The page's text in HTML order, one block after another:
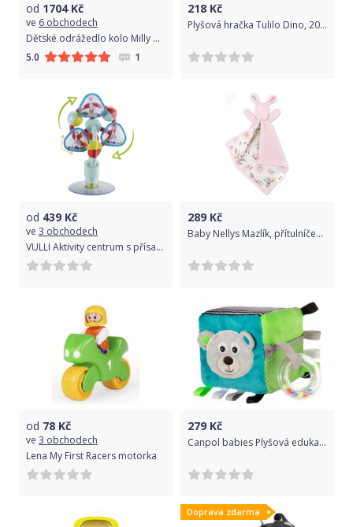
od 1704Kč
ve 6 obchodech
Dětské odrážedlo kolo Milly Mally Dusty red 12"
5.0
1
218 Kč
Plyšová hračka Tulilo Dino, 20 cm - bílý
od 439 Kč
ve 3 obchodech
VULLI Aktivity centrum s přísavkou
289 Kč
Baby Nellys Mazlík, přítulníček Zajíček, fleece + bavlna, Srnka a růže, růžová
od 78 Kč
ve 3 obchodech
Lena My First Racers motorka
279 Kč
Canpol babies Plyšová edukační kostka Medvídek - tyrkysová
Doprava zdarma